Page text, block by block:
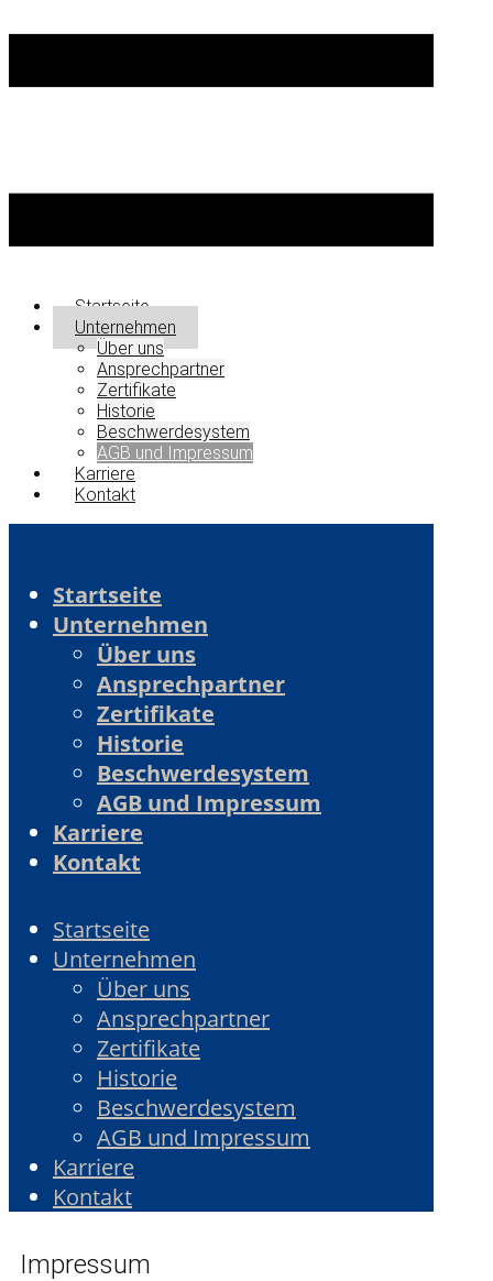
Startseite
Unternehmen
Über uns
Ansprechpartner
Zertifikate
Historie
Beschwerdesystem
AGB und Impressum
Karriere
Kontakt
Startseite
Unternehmen
Über uns
Ansprechpartner
Zertifikate
Historie
Beschwerdesystem
AGB und Impressum
Karriere
Kontakt
Startseite
Unternehmen
Über uns
Ansprechpartner
Zertifikate
Historie
Beschwerdesystem
AGB und Impressum
Karriere
Kontakt
Impressum